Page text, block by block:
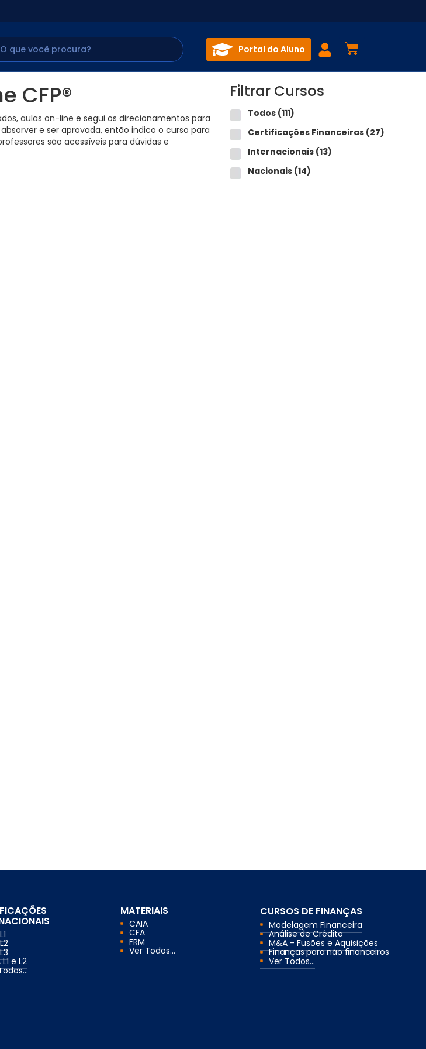
Portal do Aluno
CFP®
aulas on-line e segui os direcionamentos para
e ser aprovada, então indico o curso para
são acessíveis para dúvidas e
Filtrar Cursos
Todos (111)
Certificações Financeiras (27)
Internacionais (13)
Nacionais (14)
e L2
MATERIAIS
CAIA
CFA
FRM
Ver Todos...
CURSOS DE FINANÇAS
Modelagem Financeira
Análise de Crédito
M&A - Fusões e Aquisições
Finanças para não financeiros
Ver Todos...